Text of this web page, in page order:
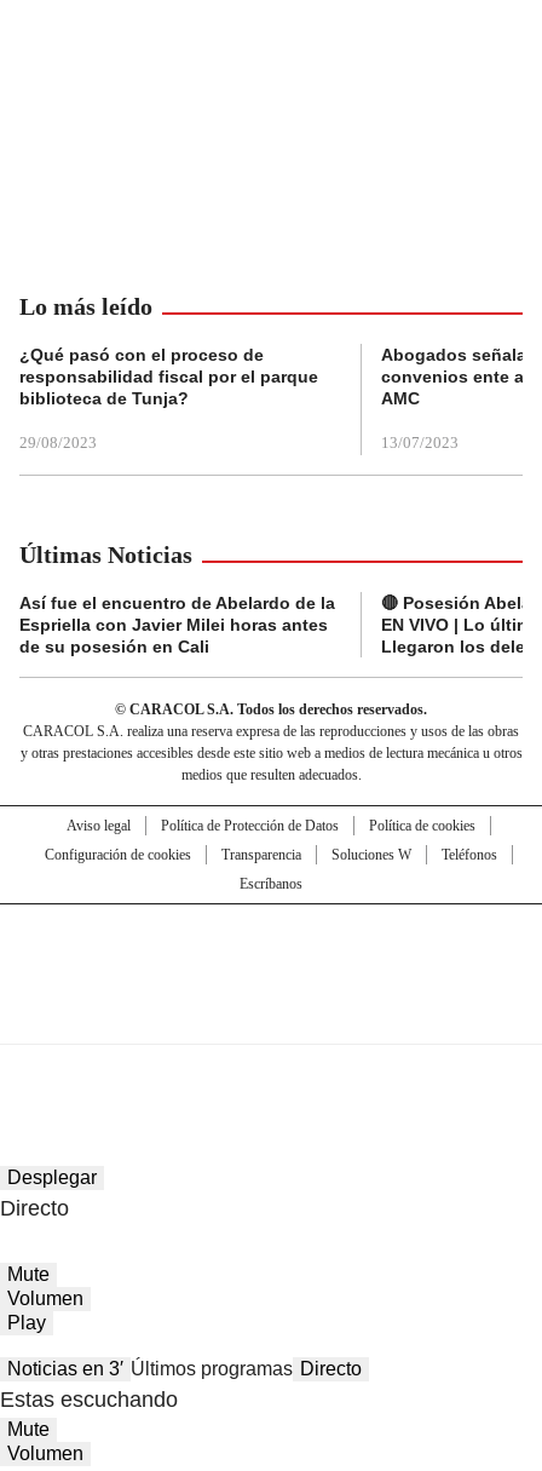
Lo más leído
¿Qué pasó con el proceso de
responsabilidad fiscal por el parque
biblioteca de Tunja?
29/08/2023
Abogados
convenios ente
AMC
13/07/2023
Últimas Noticias
Así fue el encuentro de Abelardo de la
Espriella con Javier Milei horas antes
de su posesión en Cali
🔴 Posesión
EN VIVO | Lo
Llegaron los
© CARACOL S.A. Todos los derechos reservados.
CARACOL S.A. realiza una reserva expresa de las reproducciones y usos de las obras
y otras prestaciones accesibles desde este sitio web a medios de lectura mecánica u otros
medios que resulten adecuados.
Aviso legal Política de Protección de Datos
Política de cookies
Configuración de cookies
Transparencia Soluciones W
Teléfonos
Escríbanos
Desplegar
Directo
Mute
Volumen
Play
Noticias en 3′ Últimos programas Directo
Estas escuchando
Mute
Volumen